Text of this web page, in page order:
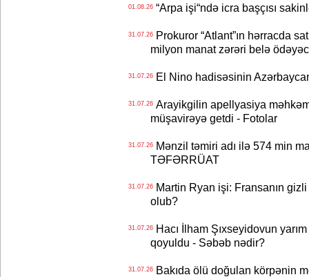
01.08.26“Arpa işi“ndə icra başçısı
31.07.26Prokuror “Atlant”ın hərracda
milyon manat zərəri belə
31.07.26El Nino hadisəsinin
31.07.26Arayikgilin apellyasiya
müşavirəyə getdi - Fotolar
31.07.26Mənzil təmiri adı ilə 574 min
TƏFƏRRÜAT
31.07.26Martin Ryan işi: Fransanın gizli
olub?
31.07.26Hacı İlham Şıxseyidovun
qoyuldu - Səbəb nədir?
31.07.26Bakıda ölü doğulan körpənin